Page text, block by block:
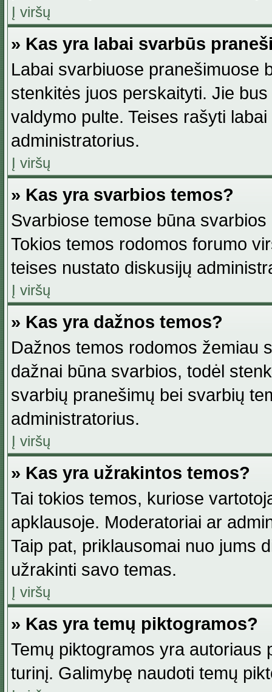
Į viršų
» Kas yra labai svarbūs
Labai svarbiuose pranešimuose
stenkitės juos perskaityti. Jie
valdymo pulte. Teises rašyti
administratorius.
Į viršų
» Kas yra svarbios temos?
Svarbiose temose būna
Tokios temos rodomos forumo
teises nustato diskusijų
Į viršų
» Kas yra dažnos temos?
Dažnos temos rodomos žemiau
dažnai būna svarbios, todėl
svarbių pranešimų bei svarbių
administratorius.
Į viršų
» Kas yra užrakintos temos?
Tai tokios temos, kuriose
apklausoje. Moderatoriai ar
Taip pat, priklausomai nuo jums
užrakinti savo temas.
Į viršų
» Kas yra temų piktogramos?
Temų piktogramos yra autoriaus
turinį. Galimybę naudoti temų